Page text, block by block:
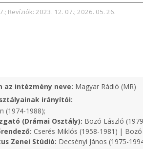
Revíziók: 2023. 12. 07.; 2026. 05. 26.
az intézmény neve: Magyar Rádió (MR)
irányítói:
(1974-1988);
(Drámai Osztály): Bozó László
Cserés Miklós (1958-1981) |
Zenei Stúdió: Decsényi János (1975-